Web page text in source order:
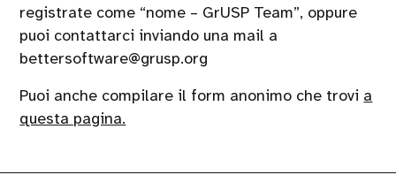
registrate come “nome – GrUSP Team”, oppure
puoi contattarci inviando una mail a
bettersoftware@grusp.org
Puoi anche compilare il form anonimo che trovi a
questa pagina.